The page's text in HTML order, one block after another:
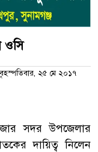
ওসি
২৫ মে ২০১৭
সদর উপজেলার
দায়িত্ব নিলেন